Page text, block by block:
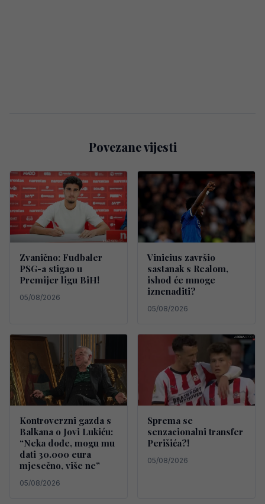
Povezane vijesti
Zvanično: Fudbaler
PSG-a stigao u
Premijer ligu BiH!
05/08/2026
Vinicius završio
sastanak s Realom,
ishod će mnoge
iznenaditi?
05/08/2026
Kontroverzni gazda s
Balkana o Jovi Lukiću:
“Neka dođe, mogu mu
dati 30.000 eura
mjesečno, više ne”
05/08/2026
Sprema se
senzacionalni transfer
Perišića?!
05/08/2026